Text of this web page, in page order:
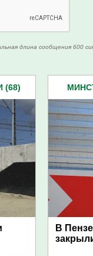
длина сообщения 600
(68)
В